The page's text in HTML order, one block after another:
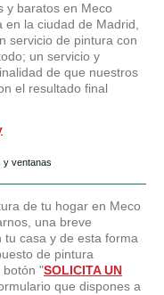
y baratos en Meco
en la ciudad de Madrid,
servicio de pintura con
un servicio y
de que nuestros
el resultado final
y ventanas
de tu hogar en Meco
una breve
tu casa y de esta forma
de pintura
botón "SOLICITA UN
que dispones a